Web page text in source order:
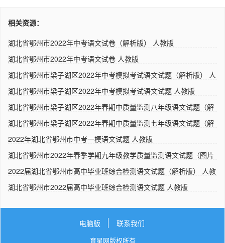
相关资源：
湖北省鄂州市2022年中考语文试卷（解析版） 人教版
湖北省鄂州市2022年中考语文试卷 人教版
湖北省鄂州市梁子湖区2022年中考模拟考试语文试题（解析版） 人
湖北省鄂州市梁子湖区2022年中考模拟考试语文试题 人教版
湖北省鄂州市梁子湖区2022年春期中质量监测八年级语文试题（解
湖北省鄂州市梁子湖区2022年春期中质量监测七年级语文试题（解
2022年湖北省鄂州市中考一模语文试题 人教版
湖北省鄂州市2022年春季学期九年级教学质量监测语文试题（图片
2022届湖北省鄂州市高中毕业班综合检测语文试题（解析版） 人教
湖北省鄂州市2022届高中毕业班综合检测语文试题 人教版
电脑版 联系我们
育星网版权所有